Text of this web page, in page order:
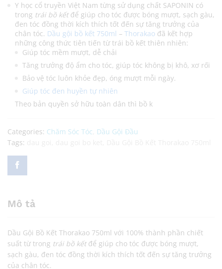
Y học cổ truyền Việt Nam từng sử dụng chất SAPONIN có
trong trái bồ kếtđể giúp cho tóc được bóng mượt, sạch gàu,
đen tóc đồng thời kích thích tốt đến sự tăng trưởng của
chân tóc. Dầu gội bồ kết 750ml – Thorakao đã kết hợp
những công thức tiên tiến từ trái bồ kết thiên nhiên:
Giúp tóc mềm mượt, dễ chải
Tăng trưởng độ ẩm cho tóc, giúp tóc không bị khô, xơ rối
Bảo vệ tóc luôn khỏe đẹp, óng mượt mỗi ngày.
Giúp tóc đen huyền tự nhiên
Theo bản quyền sở hữu toàn dân thì bồ k
Categories: Chăm Sóc Tóc Dầu Gội Đầu
Tags:
Mô tả
Dầu Gội Bồ Kết Thorakao 750ml với 100% thành phần chiết
suất từ trong trái bồ kếtđể giúp cho tóc được bóng mượt,
sạch gàu, đen tóc đồng thời kích thích tốt đến sự tăng trưởng
của chân tóc.